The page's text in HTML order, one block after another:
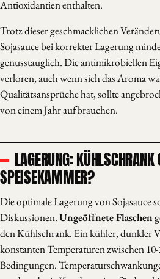
Antioxidantien enthalten.
Trotz dieser geschmacklichen
Sojasauce bei korrekter Lagerung
genusstauglich. Die antimikrobiellen
verloren, auch wenn sich das Aroma
Qualitätsansprüche hat, sollte
von einem Jahr aufbrauchen.
LAGERUNG: KÜHLSCHRANK
SPEISEKAMMER?
Die optimale Lagerung von Sojasauce
Diskussionen.Ungeöffnete Flaschen
den Kühlschrank. Ein kühler, dunkler
konstanten Temperaturen zwischen
Bedingungen.